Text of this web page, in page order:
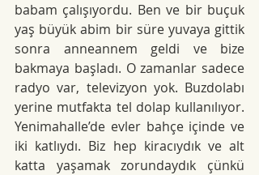
babam çalışıyordu. Ben ve bir buçuk
yaş büyük abim bir süre yuvaya gittik
sonra anneannem geldi ve bize
bakmaya başladı. O zamanlar sadece
radyo var, televizyon yok. Buzdolabı
yerine mutfakta tel dolap kullanılıyor.
Yenimahalle’de evler bahçe içinde ve
iki katlıydı. Biz hep kiracıydık ve alt
katta yaşamak zorundaydık çünkü